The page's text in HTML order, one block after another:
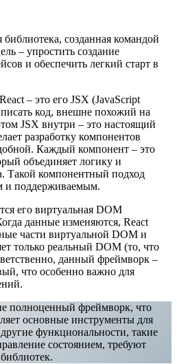
библиотека, созданная командой
– упростить создание
и обеспечить легкий старт в
– это его JSX (JavaScript
код, внешне похожий на
JSX внутри – это настоящий
разработку компонентов
Каждый компонент – это
объединяет логику и
Такой компонентный подход
и поддерживаемым.
его виртуальная DOM
данные изменяются, React
части виртуальной DOM и
только реальный DOM (то, что
данный фреймворк –
что особенно важно для
полноценный фреймворк, что
основные инструменты для
функциональности, такие
состоянием, требуют